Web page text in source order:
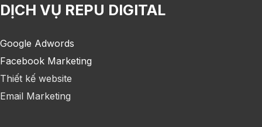
DỊCH VỤ REPU DIGITAL
Google Adwords
Facebook Marketing
Thiết kế website
Email Marketing